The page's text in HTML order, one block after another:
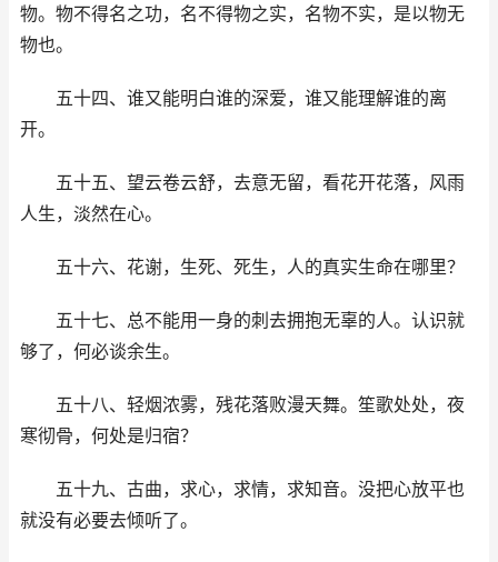
物。物不得名之功，名不得物之实，名物不实，是以物无
物也。
五十四、谁又能明白谁的深爱，谁又能理解谁的离
开。
五十五、望云卷云舒，去意无留，看花开花落，风雨
人生，淡然在心。
五十六、花谢，生死、死生，人的真实生命在哪里？
五十七、总不能用一身的刺去拥抱无辜的人。认识就
够了，何必谈余生。
五十八、轻烟浓雾，残花落败漫天舞。笙歌处处，夜
寒彻骨，何处是归宿？
五十九、古曲，求心，求情，求知音。没把心放平也
就没有必要去倾听了。